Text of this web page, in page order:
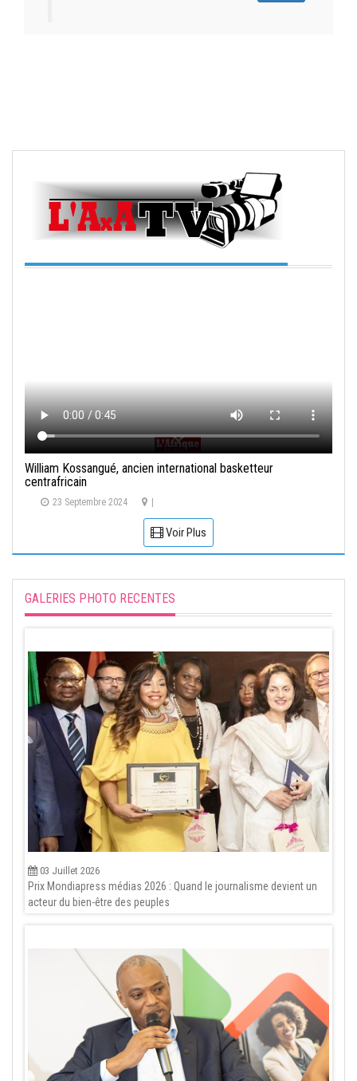
William Kossangué, ancien international basketteur
centrafricain
23 Septembre 2024 |
Voir Plus
GALERIES PHOTO RECENTES
03 Juillet 2026
Prix Mondiapress médias 2026 : Quand le journalisme devient un
acteur du bien-être des peuples